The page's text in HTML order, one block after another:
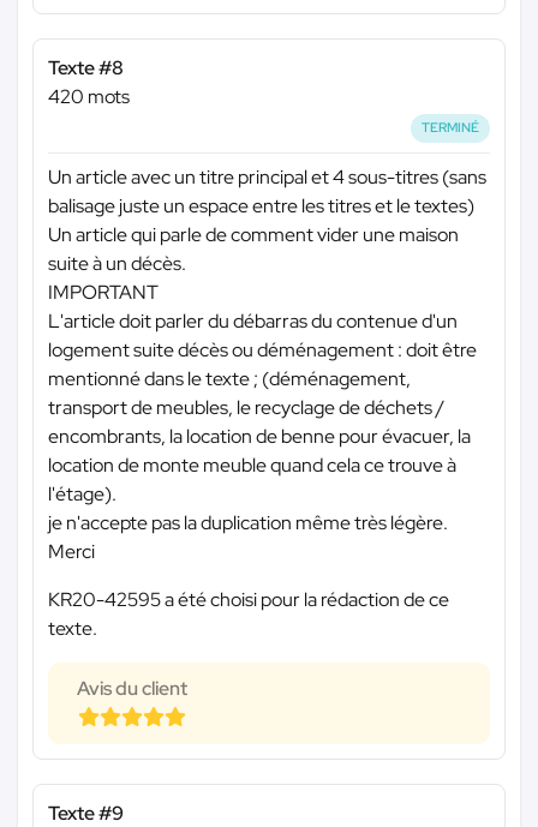
Texte #8
420 mots
TERMINÉ
Un article avec un titre principal et 4 sous-titres (sans
balisage juste un espace entre les titres et le textes)
Un article qui parle de comment vider une maison
suite à un décès.
IMPORTANT
L'article doit parler du débarras du contenue d'un
logement suite décès ou déménagement : doit être
mentionné dans le texte ; (déménagement,
transport de meubles, le recyclage de déchets /
encombrants, la location de benne pour évacuer, la
location de monte meuble quand cela ce trouve à
l'étage).
je n'accepte pas la duplication même très légère.
Merci
KR20-42595 a été choisi pour la rédaction de ce
texte.
Avis du client
Texte #9